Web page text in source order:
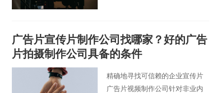
广告片视频依然是一件十分不易
的事儿，这就要求广告宣传创作
人员务必要把握制作广告片的专
业方法。
广告片宣传片制作公司找哪家？好的广告
片拍摄制作公司具备的条件
精确地寻找可信赖的企业宣传片
广告片视频制作公司针对非业内